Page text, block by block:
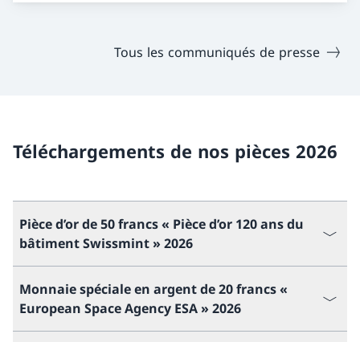
Tous les communiqués de presse
Téléchargements de nos pièces 2026
Pièce d’or de 50 francs « Pièce d’or 120 ans du
bâtiment Swissmint » 2026
Monnaie spéciale en argent de 20 francs «
European Space Agency ESA » 2026